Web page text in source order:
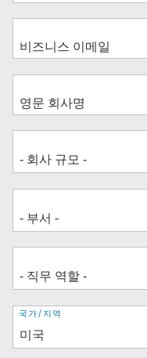
주
소
국가/지역